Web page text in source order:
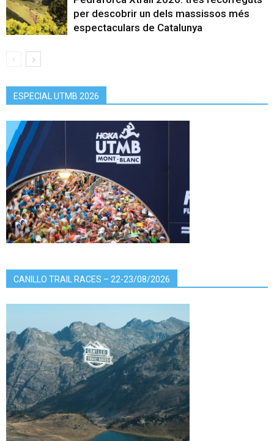
per descobrir un dels massissos més
espectaculars de Catalunya
ESPECIAL UTMB 2026
CANILLO TRAIL RACES – 22-23/08/2026